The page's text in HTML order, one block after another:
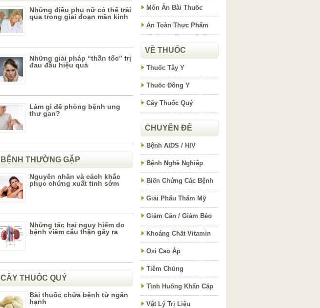
Những điều phụ nữ có thể trải
qua trong giai đoạn mãn kinh
Những giải pháp “thần tốc” trị
đau đầu hiệu quả
Làm gì để phòng bệnh ung
thư gan?
BỆNH THƯỜNG GẶP
Nguyên nhân và cách khắc
phục chứng xuất tinh sớm
Những tác hại nguy hiểm do
bệnh viêm cầu thận gây ra
CÂY THUỐC QUÝ
Bài thuốc chữa bệnh từ ngân
hạnh
Món Ăn Bài Thuốc
An Toàn Thực Phẩm
VỀ THUỐC
Thuốc Tây Y
Thuốc Đông Y
Cây Thuốc Quý
CHUYÊN ĐỀ
Bệnh AIDS / HIV
Bệnh Nghề Nghiệp
Biến Chứng Các Bệnh
Giải Phẩu Thẩm Mỹ
Giảm Cân / Giảm Béo
Khoáng Chất Vitamin
Oxi Cao Áp
Tiêm Chủng
Tình Huống Khẩn Cấp
Vật Lý Trị Liệu